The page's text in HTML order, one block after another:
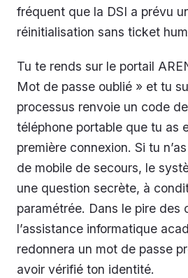
fréquent que la DSI a prévu
réinitialisation sans ticket
Tu te rends sur le portail
Mot de passe oublié » et tu
processus renvoie un code
téléphone portable que tu as
première connexion. Si tu
de mobile de secours, le
une question secrète, à
paramétrée. Dans le pire des
l’assistance informatique
redonnera un mot de passe
avoir vérifié ton identité.